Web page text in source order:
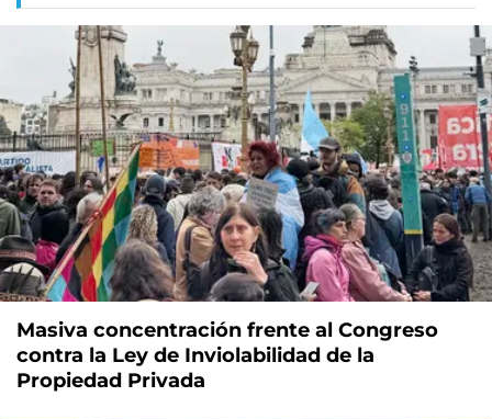
Masiva concentración frente al Congreso
contra la Ley de Inviolabilidad de la
Propiedad Privada